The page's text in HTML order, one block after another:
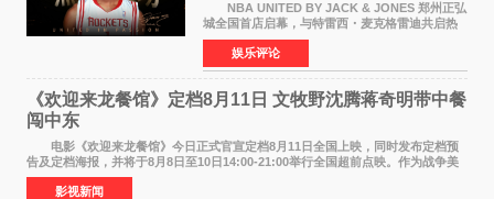
NBA UNITED BY JACK & JONES 郑州正弘
城全国首店启幕，与特雷西・麦克格雷迪共启热
爱 2026 年7 月21 日，
NBAUNITEDBYJACK&JONES 全国首店，于郑
州正弘城正式启幕。NBA 传奇球星
娱乐评论
《欢迎来龙餐馆》定档8月11日 文牧野沈腾蒋奇明带中餐
闯中东
电影《欢迎来龙餐馆》今日正式官宣定档8月11日全国上映，同时发布定档预
告及定档海报，并将于8月8日至10日14:00-21:00举行全国超前点映。作为战争美
食大片，影片讲述的是中国厨师徐福（沈腾
影视新闻